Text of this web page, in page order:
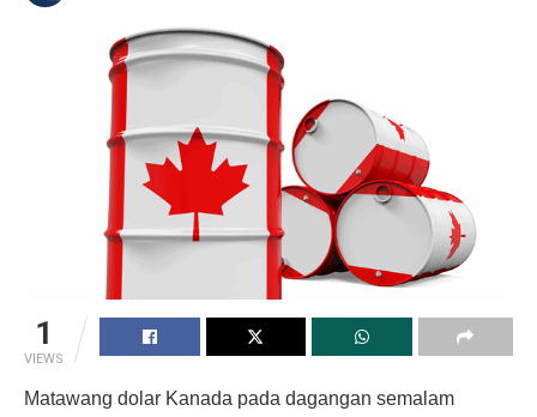
1
VIEWS
Matawang dolar Kanada pada dagangan semalam